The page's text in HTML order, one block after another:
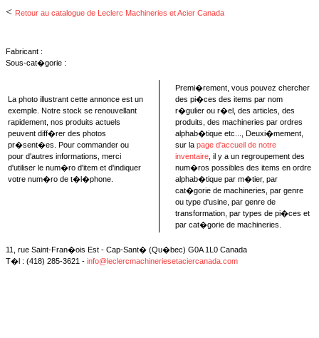
< Retour au catalogue de Leclerc Machineries et Acier Canada
Fabricant :
Sous-cat�gorie :
La photo illustrant cette annonce est un
exemple. Notre stock se renouvellant
rapidement, nos produits actuels
peuvent diff�rer des photos
pr�sent�es. Pour commander ou
pour d'autres informations, merci
d'utiliser le num�ro d'item et d'indiquer
votre num�ro de t�l�phone.
Premi�rement, vous pouvez chercher
des pi�ces des items par nom
r�gulier ou r�el, des articles, des
produits, des machineries par ordres
alphab�tique etc..., Deuxi�mement,
sur la page d'accueil de notre
inventaire , il y a un regroupement des
num�ros possibles des items en ordre
alphab�tique par m�tier, par
cat�gorie de machineries, par genre
ou type d'usine, par genre de
transformation, par types de pi�ces et
par cat�gorie de machineries.
11, rue Saint-Fran�ois Est - Cap-Sant� (Qu�bec) G0A 1L0 Canada
T�l : (418) 285-3621 - info@leclercmachineriesetaciercanada.com